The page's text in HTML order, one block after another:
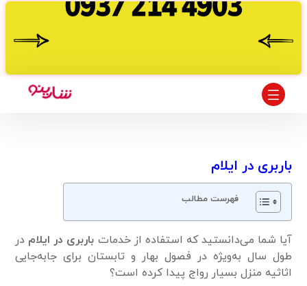
باربری در ایلام
فهرست مطالب
آیا شما می‌دانستید که استفاده از خدمات باربری در ایلام در
طول سال به‌ویژه در فصول بهار و تابستان برای جابه‌جایی
اثاثیه منزل بسیار رواج پیدا کرده است؟